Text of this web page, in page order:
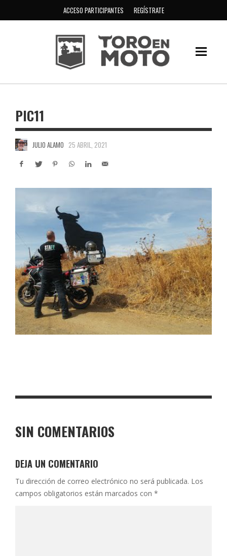
ACCESO PARTICIPANTES REGÍSTRATE
PIC11
JULIO ALAMO 25 ABRIL, 2021
SIN COMENTARIOS
DEJA UN COMENTARIO
Tu dirección de correo electrónico no será publicada. Los
campos obligatorios están marcados con *